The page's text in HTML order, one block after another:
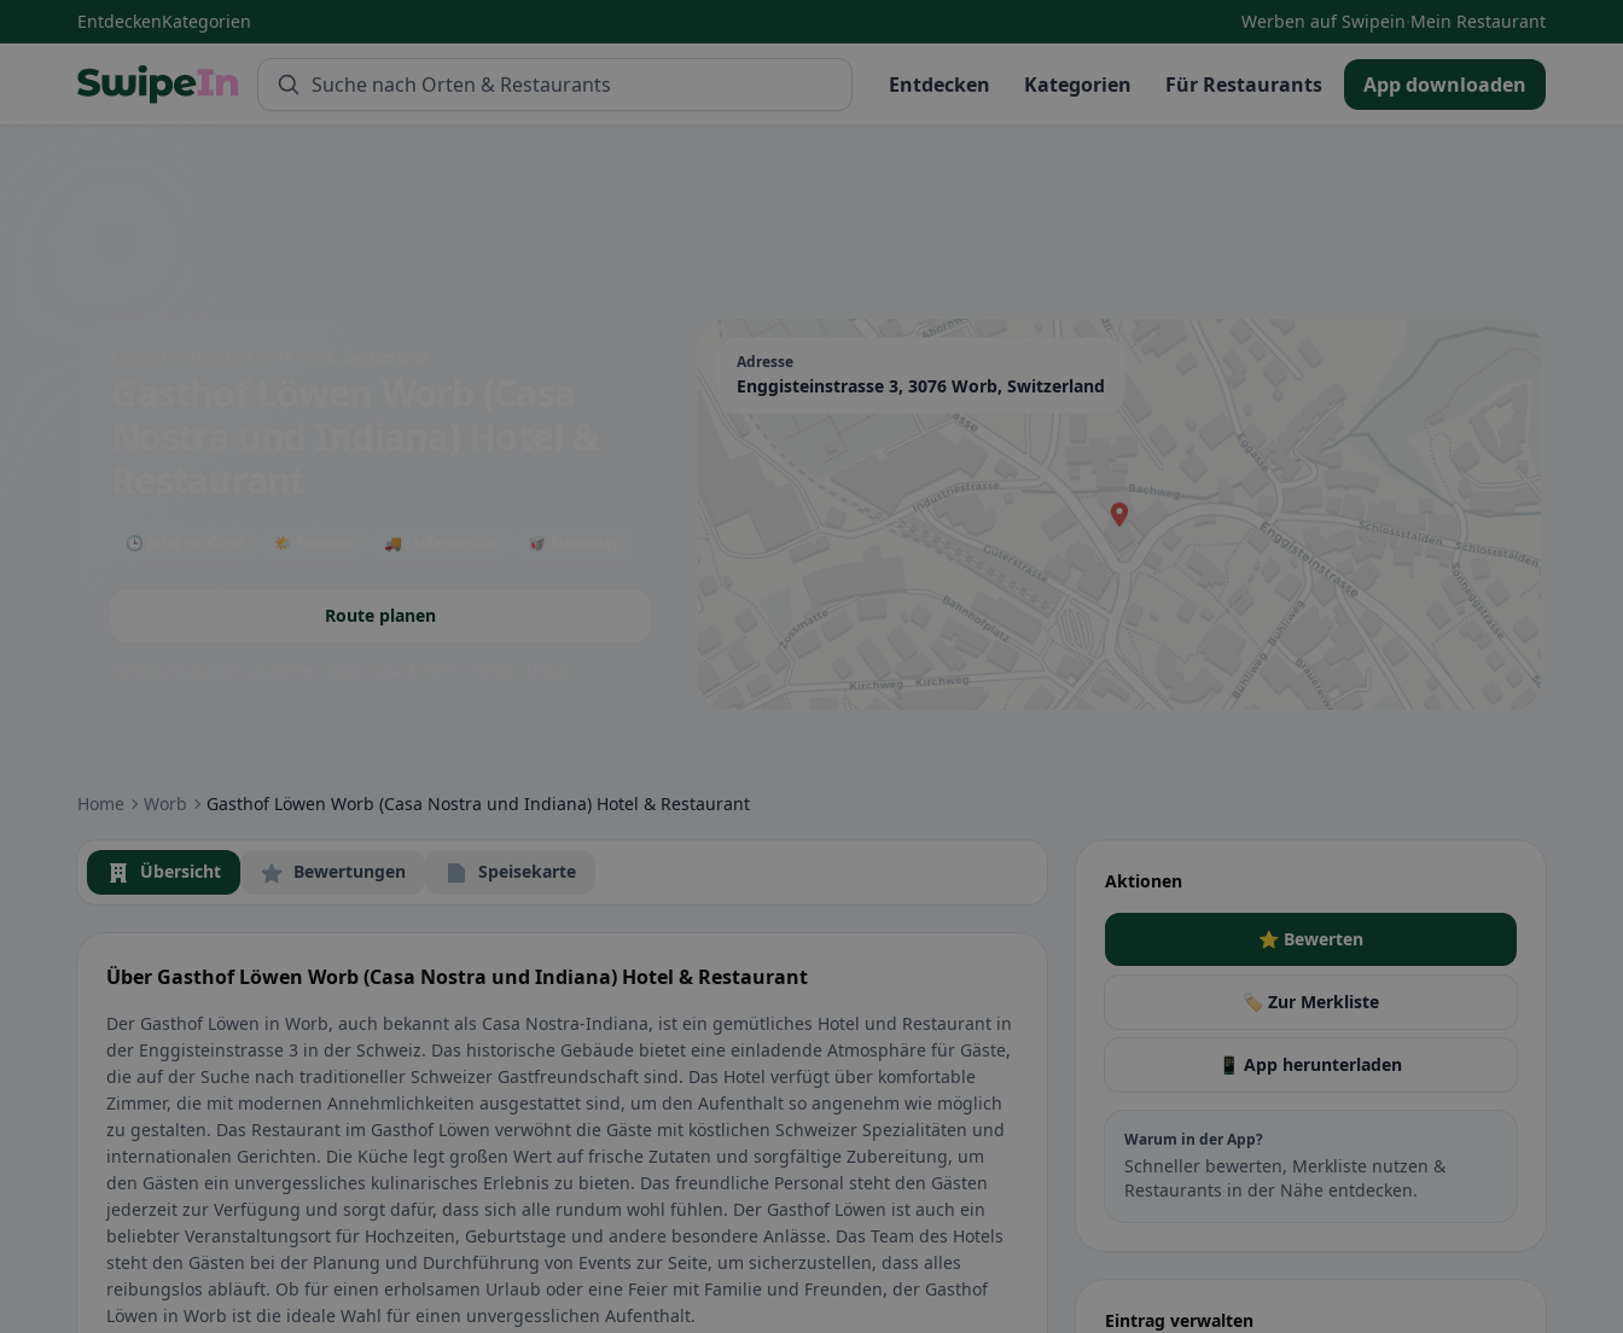
EntdeckenKategorien Werben auf Swipein·Mein Restaurant
Entdecken Kategorien Für Restaurants App downloaden
🕒 Jetzt geöffnet 🌤 Terrasse 🚚 Lieferservice 🥡 Takeaway
Route planen
Adresse
Enggisteinstrasse 3, 3076 Worb, Switzerland
Home Worb Gasthof Löwen Worb (Casa Nostra und Indiana) Hotel & Restaurant
Übersicht Bewertungen Speisekarte
Über Gasthof Löwen Worb (Casa Nostra und Indiana) Hotel & Restaurant
Der Gasthof Löwen in Worb, auch bekannt als Casa Nostra-Indiana, ist ein gemütliches Hotel und Restaurant in
der Enggisteinstrasse 3 in der Schweiz. Das historische Gebäude bietet eine einladende Atmosphäre für Gäste,
die auf der Suche nach traditioneller Schweizer Gastfreundschaft sind. Das Hotel verfügt über komfortable
Zimmer, die mit modernen Annehmlichkeiten ausgestattet sind, um den Aufenthalt so angenehm wie möglich
zu gestalten. Das Restaurant im Gasthof Löwen verwöhnt die Gäste mit köstlichen Schweizer Spezialitäten und
internationalen Gerichten. Die Küche legt großen Wert auf frische Zutaten und sorgfältige Zubereitung, um
den Gästen ein unvergessliches kulinarisches Erlebnis zu bieten. Das freundliche Personal steht den Gästen
jederzeit zur Verfügung und sorgt dafür, dass sich alle rundum wohl fühlen. Der Gasthof Löwen ist auch ein
beliebter Veranstaltungsort für Hochzeiten, Geburtstage und andere besondere Anlässe. Das Team des Hotels
steht den Gästen bei der Planung und Durchführung von Events zur Seite, um sicherzustellen, dass alles
reibungslos abläuft. Ob für einen erholsamen Urlaub oder eine Feier mit Familie und Freunden, der Gasthof
Löwen in Worb ist die ideale Wahl für einen unvergesslichen Aufenthalt.
Aktionen
⭐ Bewerten
🏷️ Zur Merkliste
📱 App herunterladen
Warum in der App?
Schneller bewerten, Merkliste nutzen &
Restaurants in der Nähe entdecken.
Eintrag verwalten